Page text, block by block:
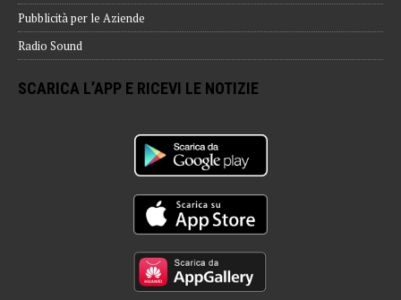
Pubblicità per le Aziende
Radio Sound
SCARICA L’APP E RICEVI LE NOTIZIE